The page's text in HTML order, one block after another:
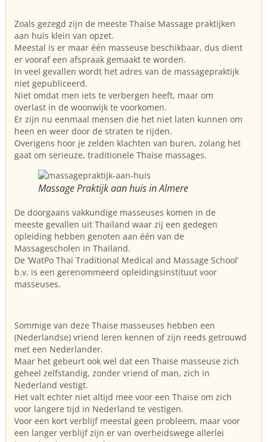
Zoals gezegd zijn de meeste Thaise Massage praktijken
aan huis klein van opzet.
Meestal is er maar één masseuse beschikbaar, dus dient
er vooraf een afspraak gemaakt te worden.
In veel gevallen wordt het adres van de massagepraktijk
niet gepubliceerd.
Niet omdat men iets te verbergen heeft, maar om
overlast in de woonwijk te voorkomen.
Er zijn nu eenmaal mensen die het niet laten kunnen om
heen en weer door de straten te rijden.
Overigens hoor je zelden klachten van buren, zolang het
gaat om serieuze, traditionele Thaise massages.
Massage Praktijk aan huis in Almere
De doorgaans vakkundige masseuses komen in de
meeste gevallen uit Thailand waar zij een gedegen
opleiding hebben genoten aan één van de
Massagescholen in Thailand.
De ‘WatPo Thai Traditional Medical and Massage School’
b.v. is een gerenommeerd opleidingsinstituut voor
masseuses.
Sommige van deze Thaise masseuses hebben een
(Nederlandse) vriend leren kennen of zijn reeds getrouwd
met een Nederlander.
Maar het gebeurt ook wel dat een Thaise masseuse zich
geheel zelfstandig, zonder vriend of man, zich in
Nederland vestigt.
Het valt echter niet altijd mee voor een Thaise om zich
voor langere tijd in Nederland te vestigen.
Voor een kort verblijf meestal geen probleem, maar voor
een langer verblijf zijn er van overheidswege allerlei